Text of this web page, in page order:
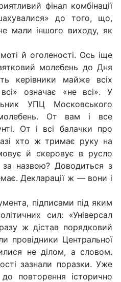
фінал комбінації
до того, що,
мали іншого виходу, як
й оголеності. Ось іще
молебень до Дня
керівники майже всіх
означає «не всі». У
УПЦ Московського
молебень. От вам і все
От і всі балачки про
хто ж тримає руку на
й скеровує в русло
за назвою? Доводиться з
Декларації ж — вони і
підписами під яким
сил: «Універсал
ж дістав порядковий
провідники Центральної
не ділом, а словом.
зазнали поразки. Уже
повторення історично